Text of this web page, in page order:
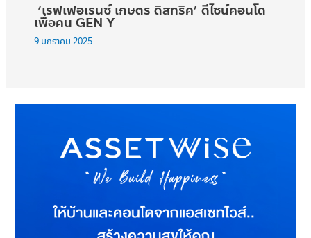
‘เรฟเฟอเรนซ์ เกษตร ดิสทริค’ ดีไซน์คอนโด
เพื่อคน GEN Y
9 มกราคม 2025